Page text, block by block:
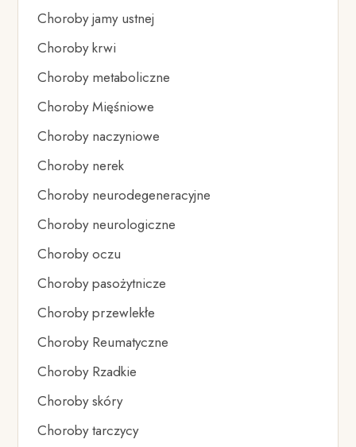
Choroby jamy ustnej
Choroby krwi
Choroby metaboliczne
Choroby Mięśniowe
Choroby naczyniowe
Choroby nerek
Choroby neurodegeneracyjne
Choroby neurologiczne
Choroby oczu
Choroby pasożytnicze
Choroby przewlekłe
Choroby Reumatyczne
Choroby Rzadkie
Choroby skóry
Choroby tarczycy